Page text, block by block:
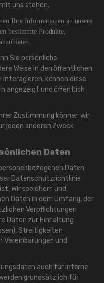
uns stehen.
Ihre Informationen an unsere
bestimmte Produkte,
Sie persönliche
Weise in den öffentlichen
können diese
angezeigt und öffentlich
Zustimmung können wir
jeden anderen Zweck
Daten
Daten
Datenschutzrichtlinie
Wir speichern und
Daten in dem Umfang, der
Verpflichtungen
Daten zur Einhaltung
Streitigkeiten
Vereinbarungen und
auch für interne
grundsätzlich für